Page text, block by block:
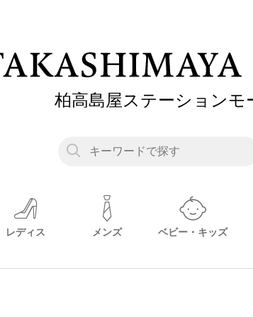
レディス メンズ ベビー・キッズ